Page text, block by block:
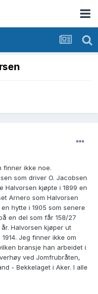
finner ikke noe.
som driver O. Jacobsen
Halvorsen kjøpte i 1899 en
Arnero som Halvorsen
hytte i 1905 som senere
en del som får 158/27
Halvorsen kjøper ut
Jeg finner ikke om
bransje han arbeidet i
ved Jomfrubråten,
- Bekkelaget i Aker. I alle